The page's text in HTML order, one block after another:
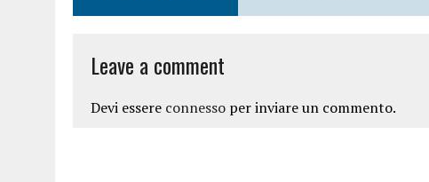
Leave a comment
Devi essere connesso per inviare un commento.